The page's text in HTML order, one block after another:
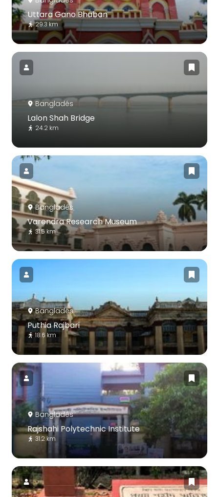
Uttara Gano Bhaban
29.3 km
Bangladés
Lalon Shah Bridge
24.2 km
Bangladés
Varendra Research Museum
31.5 km
Bangladés
Puthia Rajbari
18.6 km
Bangladés
Rajshahi Polytechnic Institute
31.2 km